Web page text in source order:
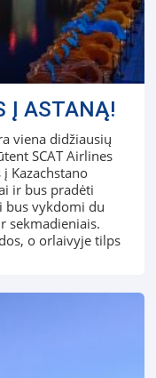
Į ASTANĄ!
viena didžiausių
SCAT Airlines
Kazachstano
ir bus pradėti
bus vykdomi du
sekmadieniais.
o orlaivyje tilps